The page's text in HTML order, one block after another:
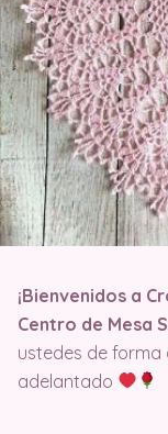
¡Bienvenidos a
Centro de Mesa
ustedes de forma
adelantado